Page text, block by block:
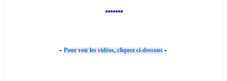
*******
- Pour voir les vidéos, cliquez ci-dessous -